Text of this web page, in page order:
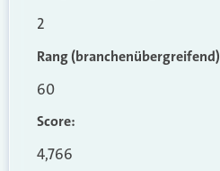
2
Rang (branchenübergreifend)
60
Score:
4,766